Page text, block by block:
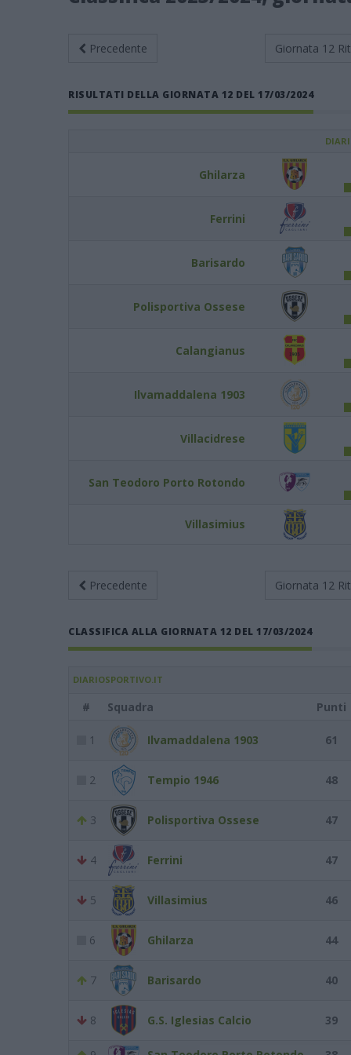
Precedente Giornata 12
RISULTATI DELLA GIORNATA 12 DEL 17/03/2024
Ghilarza
Ferrini
Barisardo
Polisportiva Ossese
Calangianus
Ilvamaddalena 1903
Villacidrese
San Teodoro Porto Rotondo
Villasimius
Precedente Giornata 12
CLASSIFICA ALLA GIORNATA 12 DEL 17/03/2024
DIARIOSPORTIVO.IT
#
Squadra Punti
1 Ilvamaddalena 1903 61
2 Tempio 1946 48
3 Polisportiva Ossese 47
4 Ferrini 47
5 Villasimius 46
6 Ghilarza 44
7 Barisardo 40
8 G.S. Iglesias Calcio 39